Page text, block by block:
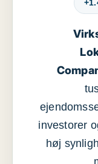
investorer
høj